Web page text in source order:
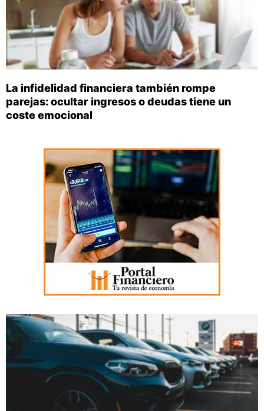
La infidelidad financiera también rompe
parejas: ocultar ingresos o deudas tiene un
coste emocional